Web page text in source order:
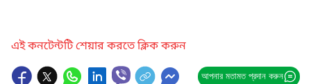
এই কনটেন্টটি শেয়ার করতে ক্লিক করুন
আপনার মতামত প্রদান করুন